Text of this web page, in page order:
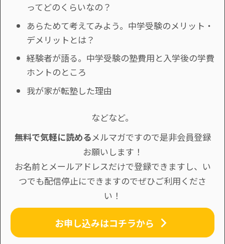
ってどのくらいなの？
あらためて考えてみよう。中学受験のメリット・
デメリットとは？
経験者が語る。中学受験の塾費用と入学後の学費
ホントのところ
我が家が転塾した理由
などなど。
無料で気軽に読めるメルマガですので是非会員登録
お願いします！
お名前とメールアドレスだけで登録できますし、い
つでも配信停止にできますのでぜひご利用くださ
い！
お申し込みはコチラから